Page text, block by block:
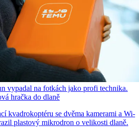
vypadal na fotkách jako profi technika.
hračka do dlaně
kvadrokoptéru se dvěma kamerami a Wi-
plastový mikrodron o velikosti dlaně.